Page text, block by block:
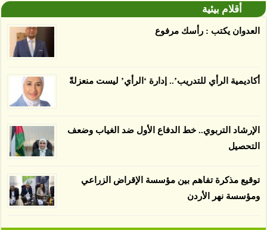
اعتمادها على أنها مستدامة تدمرت بشكل أسرع من
الغطاء عن أي ادعاءات تقول بأن الزيت يمكن ألا
صديقة للبيئة 38 في المئة من زراعتها منذ عام 2007،
أقلام بيئية
العدوان يكتب : رأسك مرفوع
أكاديمية الرأي للتدريب’.. إدارة ‘الرأي’ ليست منعزلةً
الإرشاد التربوي.. خط الدفاع الأول ضد الغياب وضعف
التحصيل
توقيع مذكرة تفاهم بين مؤسسة الإقراض الزراعي
ومؤسسة نهر الأردن